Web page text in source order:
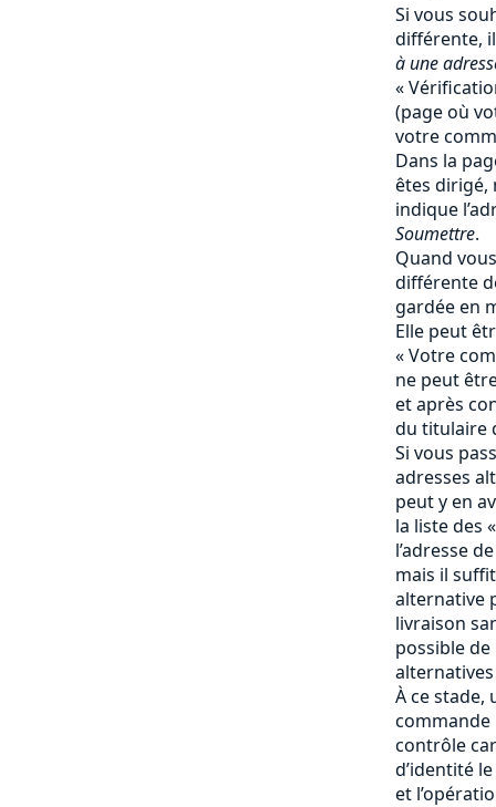
Si vous
différente,
à une
«
(page où
votre
Dans la
êtes dirigé,
indique
Soumettre.
Quand
différente
gardée en
Elle peut
« Votre
ne peut
et après
du titulaire
Si vous
adresses
peut y en
la liste des
l’adresse
mais il
alternative
livraison
possible
À ce stade,
commande
contrôle
d’identité
et